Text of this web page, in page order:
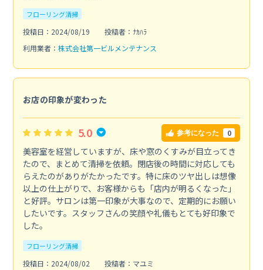
フローリング清掃
投稿日：2024/08/19
投稿者：ﾅｶﾊﾗ
利用業者： 株式会社第一ビルメンテナンス
お店の印象が変わった
5.0 参考になった 0
美容室を経営していますが、床や窓のくすみが目立ってき
たので、まとめて清掃を依頼。閉店後の時間に対応しても
らえたのがありがたかったです。特に床のツヤ出しは想像
以上の仕上がりで、お客様からも「店内が明るくなった」
と好評。サロンは第一印象が大事なので、定期的にお願い
したいです。スタッフさんの笑顔や礼儀もとても好印象で
した。
フローリング清掃
投稿日：2024/08/02
投稿者：マユミ